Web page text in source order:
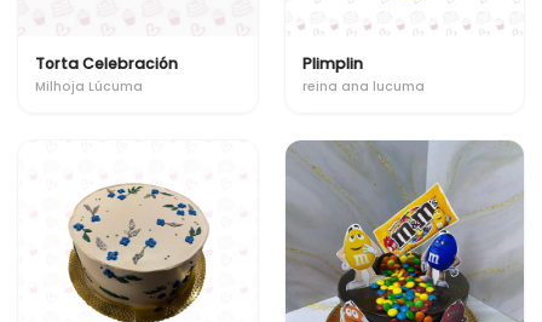
Torta Celebración
Milhoja Lúcuma
Plimplin
reina ana lucuma